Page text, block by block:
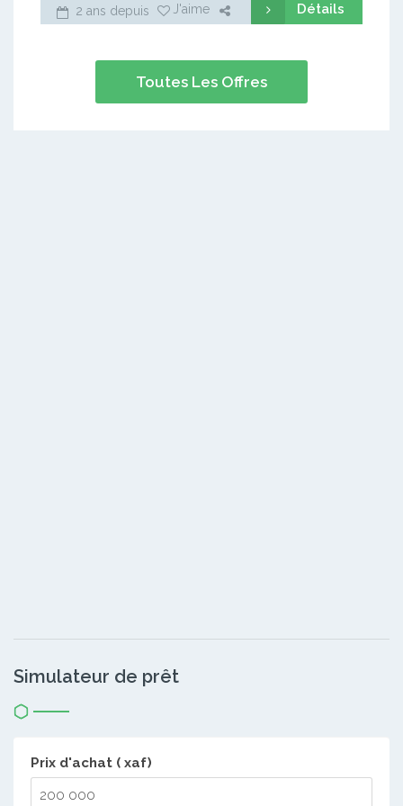
2 ans depuis J'aime Détails
Toutes Les Offres
Simulateur de prêt
Prix d'achat ( xaf)